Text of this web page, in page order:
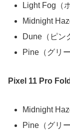
Light Fog（
Midnight
Dune（ピン
Pine（グリー
Pixel 11 Pro Fold
Midnight
Pine（グリー